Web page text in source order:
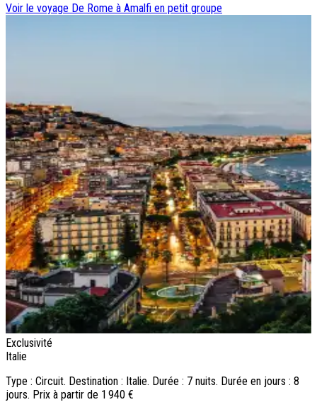
Voir le voyage De Rome à Amalfi en petit groupe
Exclusivité
Italie
Type : Circuit. Destination : Italie. Durée : 7 nuits. Durée en jours : 8
jours. Prix à partir de 1 940 €